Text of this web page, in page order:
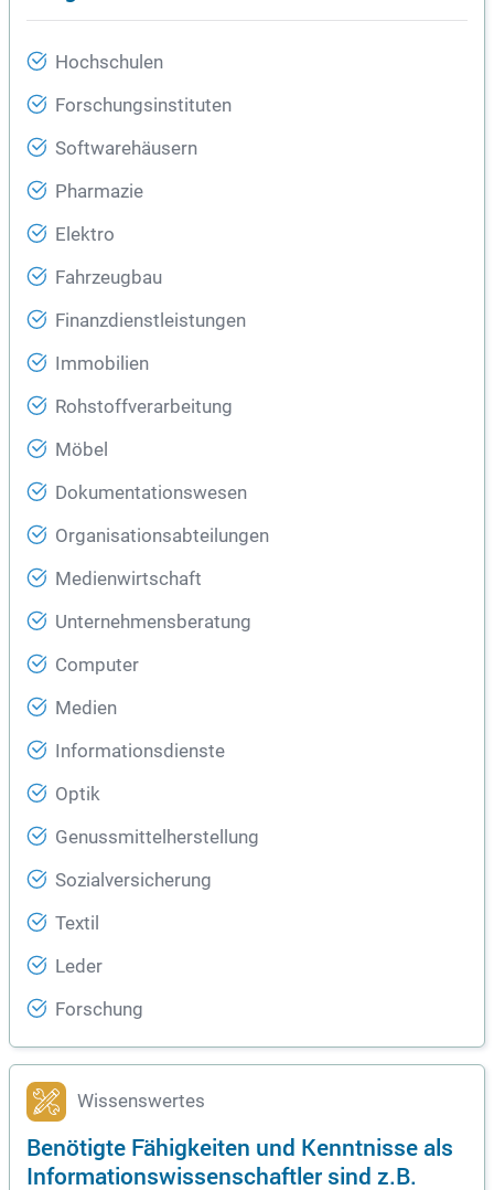
Hochschulen
Forschungsinstituten
Softwarehäusern
Pharmazie
Elektro
Fahrzeugbau
Finanzdienstleistungen
Immobilien
Rohstoffverarbeitung
Möbel
Dokumentationswesen
Organisationsabteilungen
Medienwirtschaft
Unternehmensberatung
Computer
Medien
Informationsdienste
Optik
Genussmittelherstellung
Sozialversicherung
Textil
Leder
Forschung
Wissenswertes
Benötigte Fähigkeiten und Kenntnisse als
Informationswissenschaftler sind z.B.